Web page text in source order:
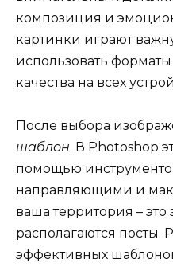
композиция и
картинки играют
использовать
качества на всех
После выбора
шаблон. В Photoshop
помощью
направляющими и
ваша территория – это
располагаются посты.
эффективных